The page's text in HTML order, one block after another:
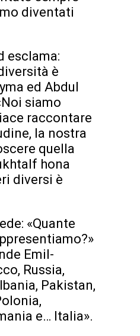
diventati
esclama:
è
ed Abdul
siamo
raccontare
la nostra
quella
hona
diversi è
«Quante
Emil-
Russia,
Pakistan,
e… Italia».